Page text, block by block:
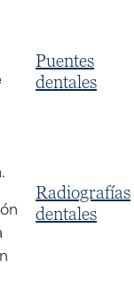
Puentes
dentales
Radiografías
dentales